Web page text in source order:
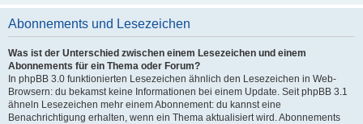
Abonnements und Lesezeichen
Was ist der Unterschied zwischen einem Lesezeichen und einem
Abonnements für ein Thema oder Forum?
In phpBB 3.0 funktionierten Lesezeichen ähnlich den Lesezeichen in Web-
Browsern: du bekamst keine Informationen bei einem Update. Seit phpBB 3.1
ähneln Lesezeichen mehr einem Abonnement: du kannst eine
Benachrichtigung erhalten, wenn ein Thema aktualisiert wird. Abonnements